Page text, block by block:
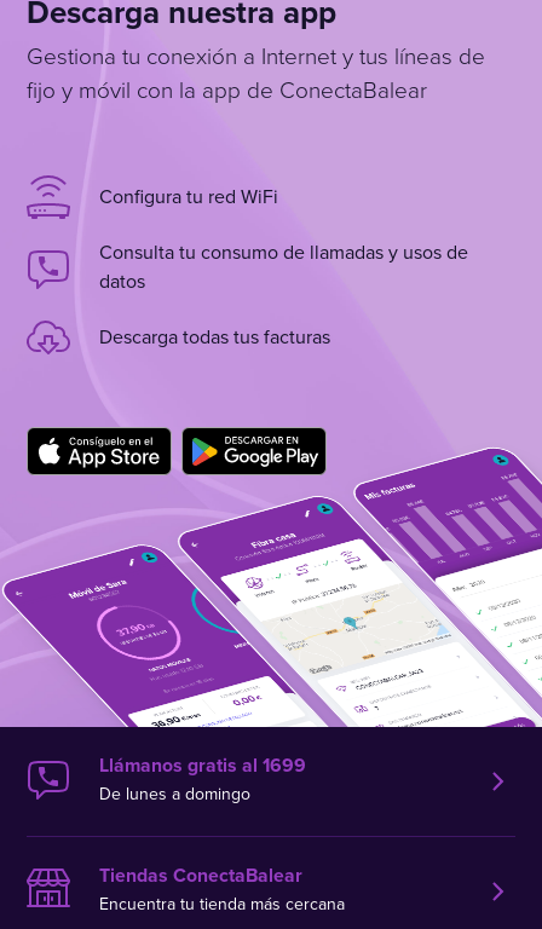
Descarga nuestra app
Gestiona tu conexión a Internet y tus líneas de
fijo y móvil con la app de ConectaBalear
Configura tu red WiFi
Consulta tu consumo de llamadas y usos de
datos
Descarga todas tus facturas
Llámanos gratis al 1699
De lunes a domingo
Tiendas ConectaBalear
Encuentra tu tienda más cercana